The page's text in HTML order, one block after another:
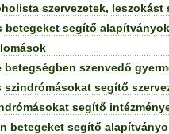
szervezetek, leszokást
betegeket segítő
betegségben szenvedő
szindrómásokat segítő
segítő
betegeket segítő